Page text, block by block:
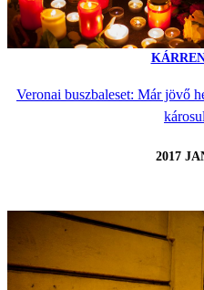
Veronai buszbaleset: Már jövő
2017